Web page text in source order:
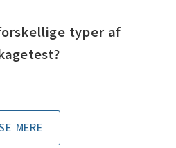
typer af
MERE